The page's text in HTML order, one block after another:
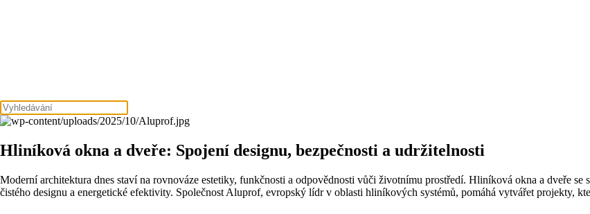
Hliníková okna a dveře: Spojení designu, bezpečnosti a udržitelnosti
Moderní architektura dnes staví na rovnováze estetiky, funkčnosti a odpovědnosti vůči životnímu prostředí. Hliníková okna a dveře
čistého designu a energetické efektivity. Společnost Aluprof, evropský lídr v oblasti hliníkových systémů, pomáhá vytvářet projekty,